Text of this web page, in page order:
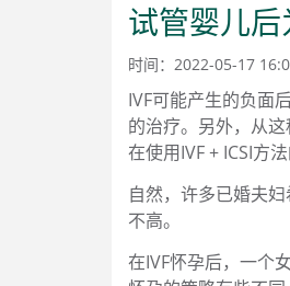
试管婴儿后
时间：2022-05-17
IVF可能产生的负面
的治疗。另外，从
在使用IVF + ICSI方
自然，许多已婚夫
不高。
在IVF怀孕后，一个